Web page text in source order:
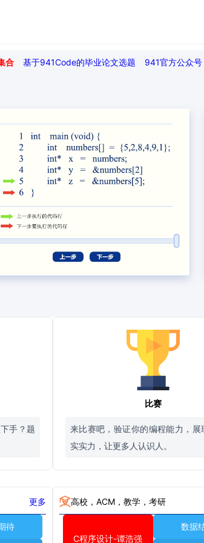
合 基于941Code的毕业论文选题 941官方公众号
手？题
比赛
来比赛吧，验证你的编程能力，展
实实力，让更多人认识人。
更多
待
高校，ACM，教学，考研
C程序设计-谭浩强
数据